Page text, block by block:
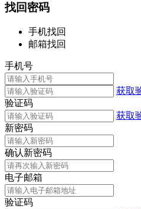
找回密码
手机找回
邮箱找回
手机号
获取
验证码
获取
新密码
确认新密码
电子邮箱
验证码